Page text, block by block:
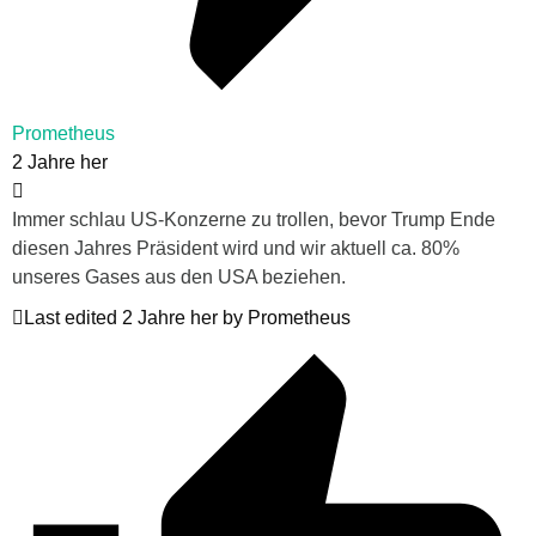
Prometheus
2 Jahre her
Immer schlau US-Konzerne zu trollen, bevor Trump Ende
diesen Jahres Präsident wird und wir aktuell ca. 80%
unseres Gases aus den USA beziehen.
Last edited 2 Jahre her by Prometheus